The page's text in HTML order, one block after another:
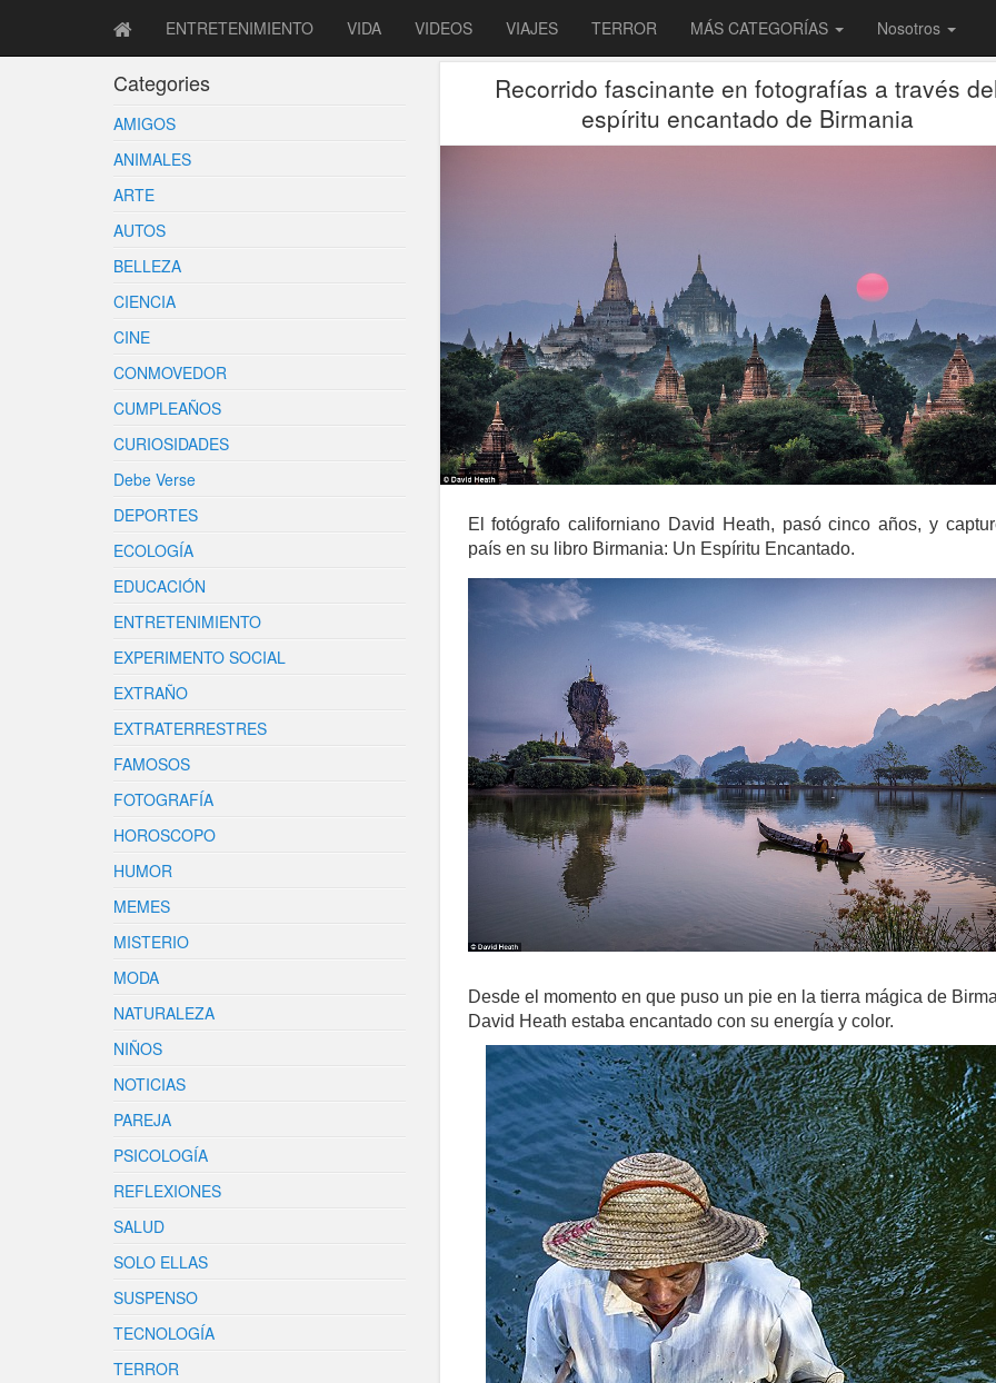
ENTRETENIMIENTO VIDA VIDEOS VIAJES TERROR MÁS CATEGORÍAS Nosotros
Categories
AMIGOS
ANIMALES
ARTE
AUTOS
BELLEZA
CIENCIA
CINE
CONMOVEDOR
CUMPLEAÑOS
CURIOSIDADES
Debe Verse
DEPORTES
ECOLOGÍA
EDUCACIÓN
ENTRETENIMIENTO
EXPERIMENTO SOCIAL
EXTRAÑO
EXTRATERRESTRES
FAMOSOS
FOTOGRAFÍA
HOROSCOPO
HUMOR
MEMES
MISTERIO
MODA
NATURALEZA
NIÑOS
NOTICIAS
PAREJA
PSICOLOGÍA
REFLEXIONES
SALUD
SOLO ELLAS
SUSPENSO
TECNOLOGÍA
TERROR
Recorrido fascinante en fotografías a través
espíritu encantado de Birmania
El fotógrafo californiano David Heath, pasó cinco años, y
país en su libro Birmania: Un Espíritu Encantado.
Desde el momento en que puso un pie en la tierra mágica de
David Heath estaba encantado con su energía y color.